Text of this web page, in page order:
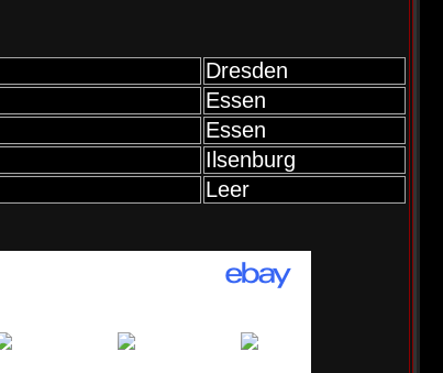
Dresden
Essen
Essen
Ilsenburg
Leer